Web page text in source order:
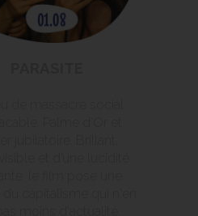
Palme d’Or et
jubilatoire. Brillant,
et d’une lucidité